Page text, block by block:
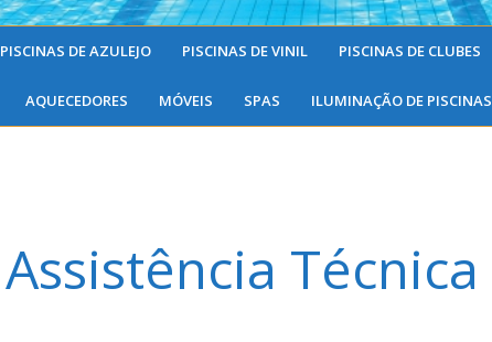
PISCINAS DE AZULEJO PISCINAS DE VINIL PISCINAS DE CLUBES
AQUECEDORES MÓVEIS SPAS ILUMINAÇÃO DE PISCINAS
Assistência Técnica